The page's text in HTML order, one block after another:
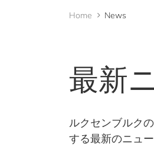
Home News
最新
ルクセンブルク
する最新のニュ